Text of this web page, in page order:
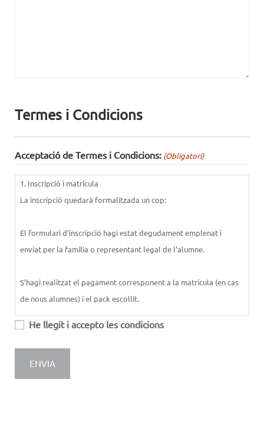
Termes i Condicions
Acceptació de Termes i Condicions: (Obligatori)
1. Inscripció i matrícula
La inscripció quedarà formalitzada un cop:
El formulari d’inscripció hagi estat degudament emplenat i
enviat per la família o representant legal de l’alumne.
S’hagi realitzat el pagament corresponent a la matrícula (en cas
de nous alumnes) i el pack escollit.
S’acceptin expressament aquests termes i condicions.
2. Pagaments
He llegit i accepto les condicions